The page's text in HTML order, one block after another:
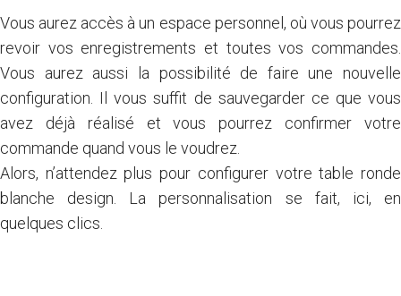
Vous aurez accès à un espace personnel, où vous pourrez
revoir vos enregistrements et toutes vos commandes.
Vous aurez aussi la possibilité de faire une nouvelle
configuration. Il vous suffit de sauvegarder ce que vous
avez déjà réalisé et vous pourrez confirmer votre
commande quand vous le voudrez.
Alors, n’attendez plus pour configurer votre table ronde
blanche design. La personnalisation se fait, ici, en
quelques clics.